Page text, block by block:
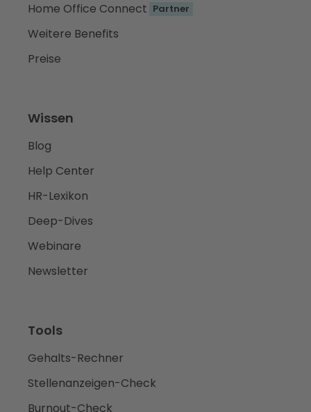
Home Office Connect Partner
Weitere Benefits
Preise
Wissen
Blog
Help Center
HR-Lexikon
Deep-Dives
Webinare
Newsletter
Tools
Gehalts-Rechner
Stellenanzeigen-Check
Burnout-Check